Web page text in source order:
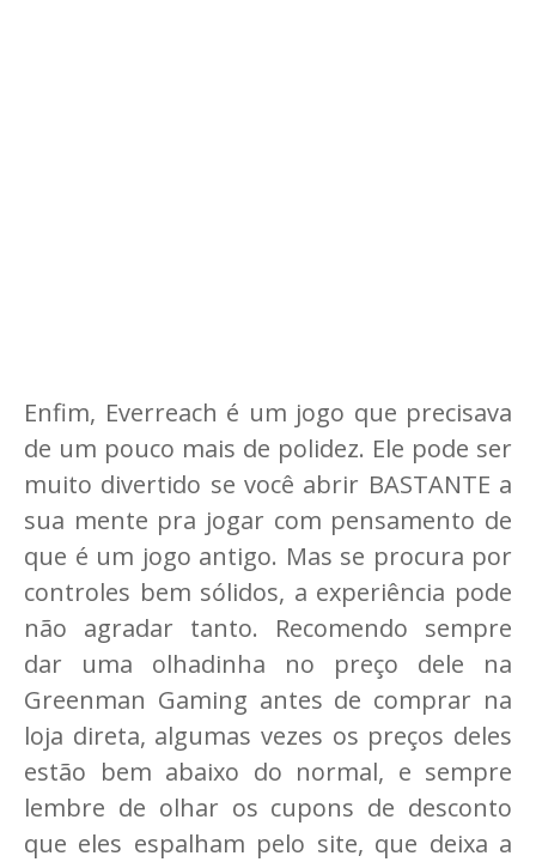
Enfim, Everreach é um jogo que precisava
de um pouco mais de polidez. Ele pode ser
muito divertido se você abrir BASTANTE a
sua mente pra jogar com pensamento de
que é um jogo antigo. Mas se procura por
controles bem sólidos, a experiência pode
não agradar tanto. Recomendo sempre
dar uma olhadinha no preço dele na
Greenman Gaming antes de comprar na
loja direta, algumas vezes os preços deles
estão bem abaixo do normal, e sempre
lembre de olhar os cupons de desconto
que eles espalham pelo site, que deixa a